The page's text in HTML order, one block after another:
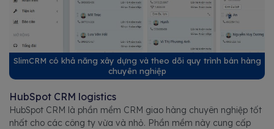
SlimCRM có khả năng xây dựng và theo dõi quy trình bán hàng
chuyên nghiệp
HubSpot CRM logistics
HubSpot CRM là phần mềm CRM giao hàng chuyên nghiệp tốt
nhất cho các công ty vừa và nhỏ. Phần mềm này cung cấp